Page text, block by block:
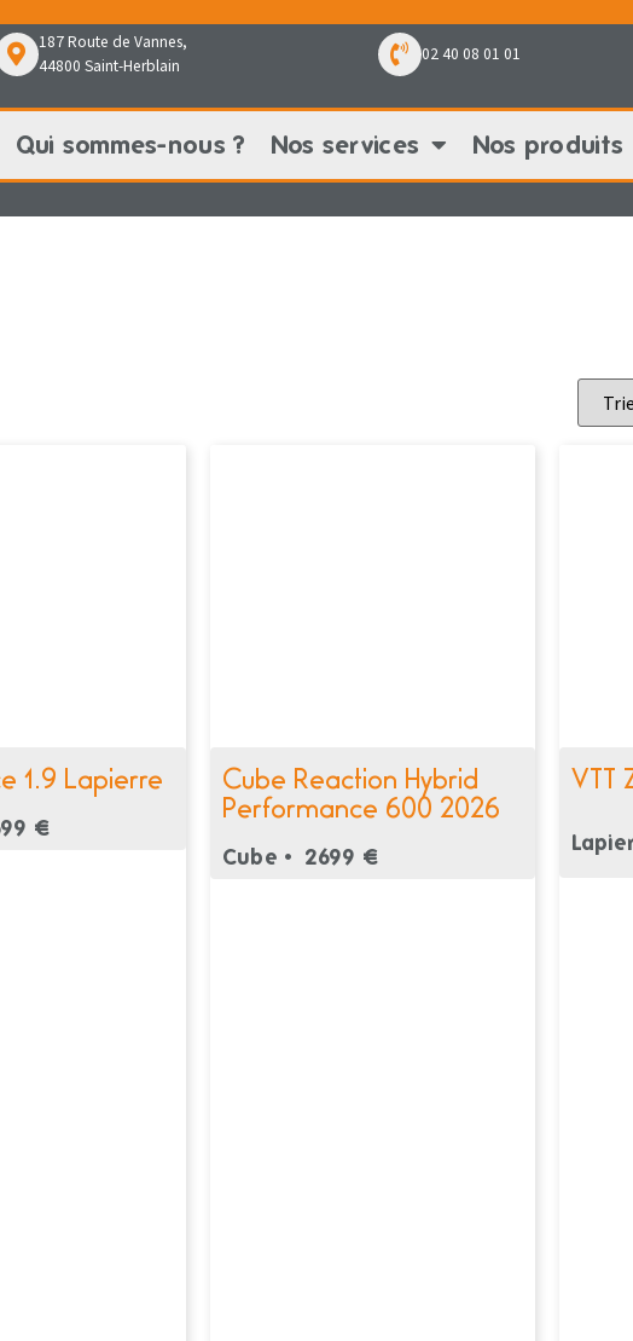
187 Route de Vannes,
44800 Saint-Herblain
02 40 08 01 01
Qui sommes-nous ? Nos services Nos produits
nous ?
1.9 Lapierre
€
Cube Reaction Hybrid
Performance 600 2026
Cube • 2699 €
VTT